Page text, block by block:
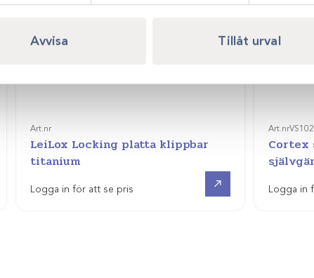
Avvisa Tillåt urval
Art.nr
LeiLox Locking platta klippbar
titanium
Logga in för att se pris
Art.nr
Cortex
Logga in